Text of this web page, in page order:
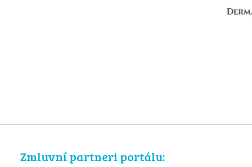
Zmluvní partneri portálu: